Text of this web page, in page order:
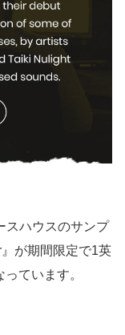
スハウスのサンプ
が期間限定で1英
ています。